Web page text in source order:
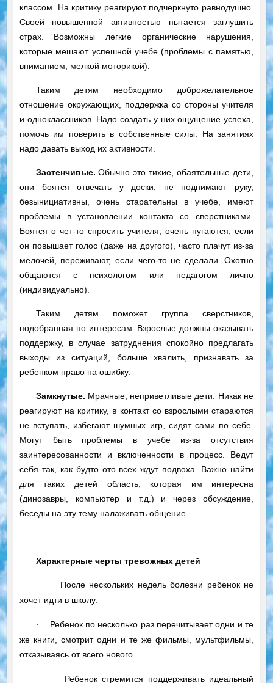
классом. На критику реагируют подчеркнуто равнодушно.
Своей повышенной активностью пытается заглушить
страх. Возможны легкие органические нарушения,
которые мешают успешной учебе (проблемы с памятью,
вниманием, мелкой моторикой).
Таким детям необходимо доброжелательное
отношение окружающих, поддержка со стороны учителя
и одноклассников. Надо создать у них ощущение успеха,
помочь им поверить в собственные силы. На занятиях
надо давать выход их активности.
Застенчивые. Обычно это тихие, обаятельные дети,
они боятся отвечать у доски, не поднимают руку,
безынициативны, очень старательны в учебе, имеют
проблемы в установлении контакта со сверстниками.
Боятся о чет-то спросить учителя, очень пугаются, если
он повышает голос (даже на другого), часто плачут из-за
мелочей, переживают, если чего-то не сделали. Охотно
общаются с психологом или педагогом лично
(индивидуально).
Таким детям поможет группа сверстников,
подобранная по интересам. Взрослые должны оказывать
поддержку, в случае затруднения спокойно предлагать
выходы из ситуаций, больше хвалить, признавать за
ребенком право на ошибку.
Замкнутые. Мрачные, неприветливые дети. Никак не
реагируют на критику, в контакт со взрослыми стараются
не вступать, избегают шумных игр, сидят сами по себе.
Могут быть проблемы в учебе из-за отсутствия
заинтересованности и включенности в процесс. Ведут
себя так, как будто ото всех ждут подвоха. Важно найти
для таких детей область, которая им интересна
(динозавры, компьютер и т.д.) и через обсуждение,
беседы на эту тему налаживать общение.
Характерные черты тревожных детей
·
После нескольких недель болезни ребенок не
хочет идти в школу.
·
Ребенок по несколько раз перечитывает одни и те
же книги, смотрит одни и те же фильмы, мультфильмы,
отказываясь от всего нового.
·
Ребенок стремится поддерживать идеальный